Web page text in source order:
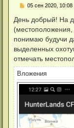
Н
п
р
о
и
т
н
н
о
е
о
б
щ
е
05 сен 2020, 10:08
День добрый! На
понимаю будучи
выделенных
отмечать
Вложения